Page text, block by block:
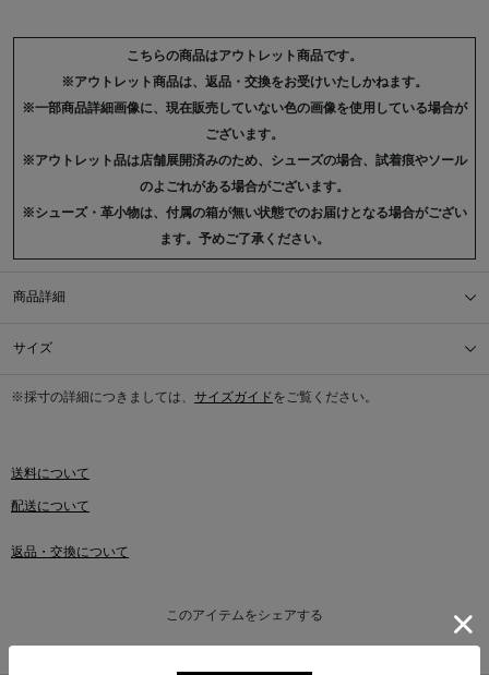
こちらの商品はアウトレット商品です。
※アウトレット商品は、返品・交換をお受けいたしかねます。
※一部商品詳細画像に、現在販売していない色の画像を使用している場合が
ございます。
※アウトレット品は店舗展開済みのため、シューズの場合、試着痕やソール
のよごれがある場合がございます。
※シューズ・革小物は、付属の箱が無い状態でのお届けとなる場合がござい
ます。予めご了承ください。
商品詳細
サイズ
※採寸の詳細につきましては、 サイズガイドをご覧ください。
送料について
配送について
返品・交換について
このアイテムをシェアする